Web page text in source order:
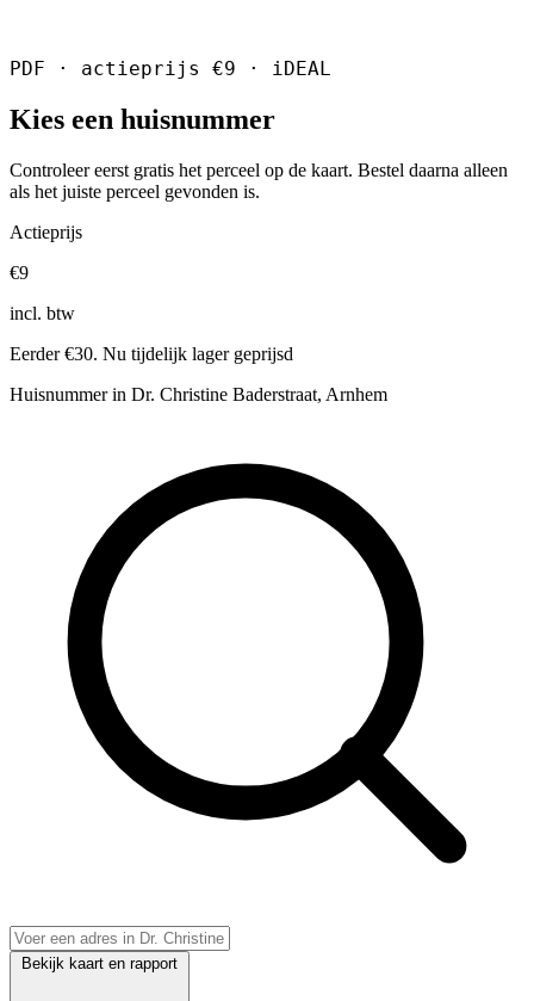
PDF · actieprijs €9 · iDEAL
Kies een huisnummer
Controleer eerst gratis het perceel op de kaart. Bestel daarna alleen
als het juiste perceel gevonden is.
Actieprijs
€9
incl. btw
Eerder €30. Nu tijdelijk lager geprijsd
Huisnummer in Dr. Christine Baderstraat, Arnhem
Bekijk kaart en rapport